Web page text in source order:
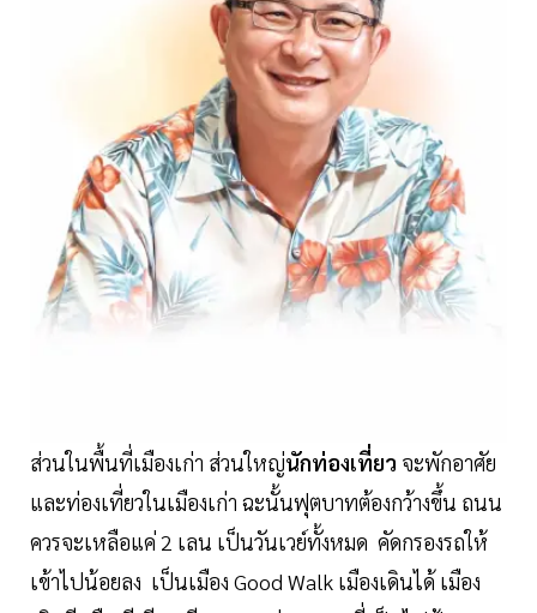
ส่วนในพื้นที่เมืองเก่า ส่วนใหญ่นักท่องเที่ยว จะพักอาศัย
และท่องเที่ยวในเมืองเก่า ฉะนั้นฟุตบาทต้องกว้างขึ้น ถนน
ควรจะเหลือแค่ 2 เลน เป็นวันเวย์ทั้งหมด คัดกรองรถให้
เข้าไปน้อยลง เป็นเมือง Good Walk เมืองเดินได้ เมือง